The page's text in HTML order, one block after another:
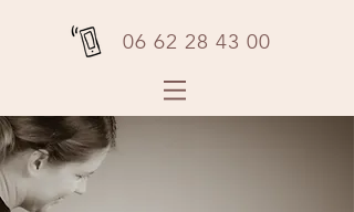
06 62 28 43 00